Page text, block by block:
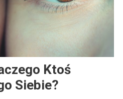
Ktoś
Siebie?